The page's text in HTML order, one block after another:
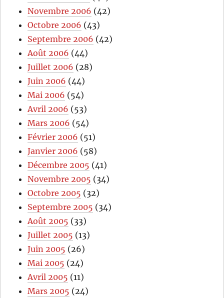
Novembre 2006 (42)
Octobre 2006 (43)
Septembre 2006 (42)
Août 2006 (44)
Juillet 2006 (28)
Juin 2006 (44)
Mai 2006 (54)
Avril 2006 (53)
Mars 2006 (54)
Février 2006 (51)
Janvier 2006 (58)
Décembre 2005 (41)
Novembre 2005 (34)
Octobre 2005 (32)
Septembre 2005 (34)
Août 2005 (33)
Juillet 2005 (13)
Juin 2005 (26)
Mai 2005 (24)
Avril 2005 (11)
Mars 2005 (24)